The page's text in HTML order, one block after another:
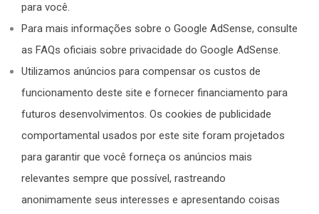
para você.
Para mais informações sobre o Google AdSense, consulte
as FAQs oficiais sobre privacidade do Google AdSense.
Utilizamos anúncios para compensar os custos de
funcionamento deste site e fornecer financiamento para
futuros desenvolvimentos. Os cookies de publicidade
comportamental usados por este site foram projetados
para garantir que você forneça os anúncios mais
relevantes sempre que possível, rastreando
anonimamente seus interesses e apresentando coisas